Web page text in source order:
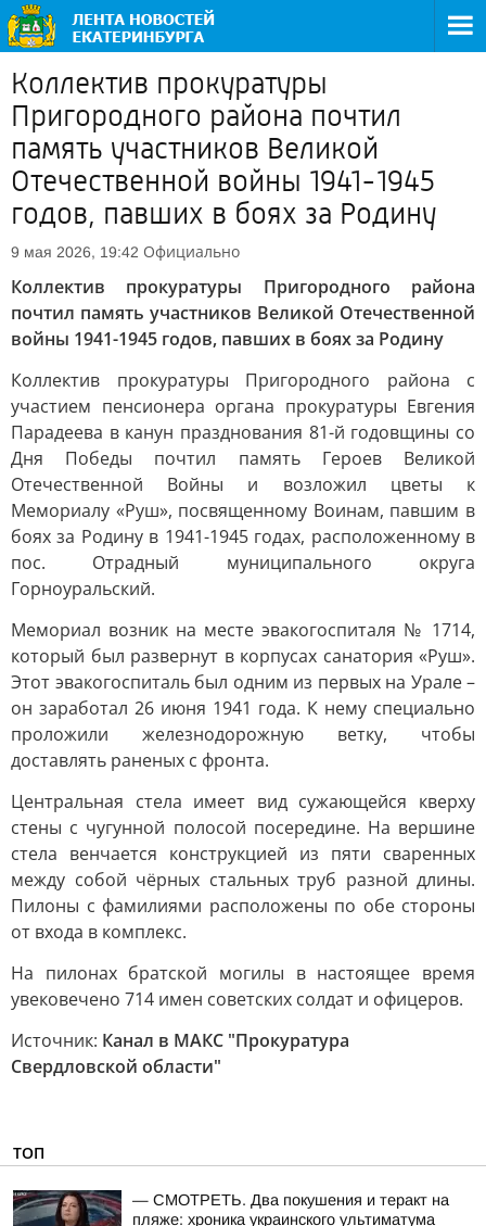
Коллектив прокуратуры
Пригородного района почтил
память участников Великой
Отечественной войны 1941-1945
годов, павших в боях за Родину
9 мая 2026, 19:42 Официально
Коллектив прокуратуры Пригородного района
почтил память участников Великой Отечественной
войны 1941-1945 годов, павших в боях за Родину
Коллектив прокуратуры Пригородного района с
участием пенсионера органа прокуратуры Евгения
Парадеева в канун празднования 81-й годовщины со
Дня Победы почтил память Героев Великой
Отечественной Войны и возложил цветы к
Мемориалу «Руш», посвященному Воинам, павшим в
боях за Родину в 1941-1945 годах, расположенному в
пос. Отрадный муниципального округа
Горноуральский.
Мемориал возник на месте эвакогоспиталя № 1714,
который был развернут в корпусах санатория «Руш».
Этот эвакогоспиталь был одним из первых на Урале –
он заработал 26 июня 1941 года. К нему специально
проложили железнодорожную ветку, чтобы
доставлять раненых с фронта.
Центральная стела имеет вид сужающейся кверху
стены с чугунной полосой посередине. На вершине
стела венчается конструкцией из пяти сваренных
между собой чёрных стальных труб разной длины.
Пилоны с фамилиями расположены по обе стороны
от входа в комплекс.
На пилонах братской могилы в настоящее время
увековечено 714 имен советских солдат и офицеров.
Источник: Канал в МАКС "Прокуратура
Свердловской области"
ТОП
— СМОТРЕТЬ. Два покушения и теракт на
пляже: хроника украинского ультиматума